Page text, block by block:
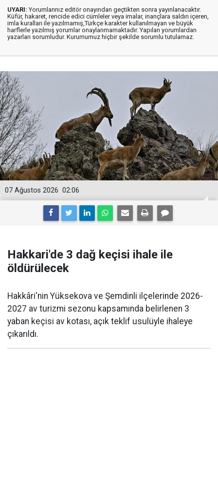
UYARI: Yorumlarınız editör onayından geçtikten sonra yayınlanacaktır.
Küfür, hakaret, rencide edici cümleler veya imalar, inançlara saldırı içeren,
imla kuralları ile yazılmamış,Türkçe karakter kullanılmayan ve büyük
harflerle yazılmış yorumlar onaylanmamaktadır. Yapılan yorumlardan
yazarları sorumludur. Kurumumuz hiçbir şekilde sorumlu tutulamaz.
02:06
07 Ağustos 2026
Hakkari'de 3 dağ keçisi ihale ile
öldürülecek
Hakkâri'nin Yüksekova ve Şemdinli ilçelerinde 2026-
2027 av turizmi sezonu kapsamında belirlenen 3
yaban keçisi av kotası, açık teklif usulüyle ihaleye
çıkarıldı.